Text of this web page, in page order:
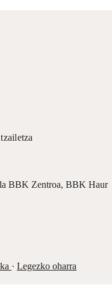
BBK Zentroa, BBK Haur
· Legezko oharra